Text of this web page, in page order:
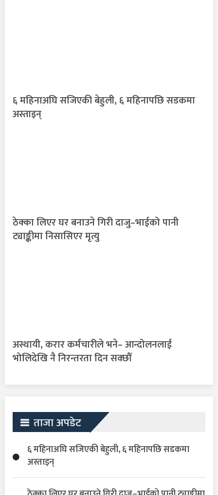
६ महिनाअघि सजिएकी बेहुली, ६ महिनापछि सडकमा
अस्ताइन्
ठेक्का लिएर घर बनाउने गिरी दाजु–भाईको पानी
ट्याङ्कीमा निसासिएर मृत्यु
अस्थायी, करार कर्मचारीले भने– आन्दोलनलाई
भोलिदेखि नै निरन्तरता दिन सक्छौँ
ताजा अपडेट
६ महिनाअघि सजिएकी बेहुली, ६ महिनापछि सडकमा
अस्ताइन्